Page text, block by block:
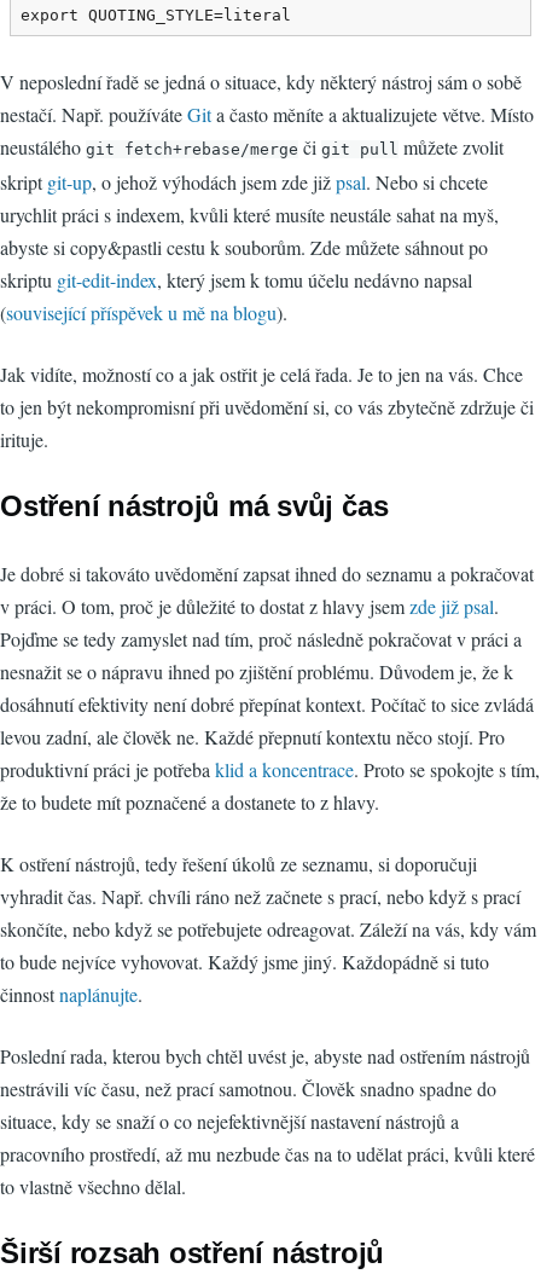
export QUOTING_STYLE=literal
V neposlední řadě se jedná o situace, kdy některý nástroj sám o sobě
nestačí. Např. používáteGita často měníte a aktualizujete větve. Místo
neustálého git fetch+rebase/merge či git pull můžete zvolit
skriptgit-up, o jehož výhodách jsem zde jižpsal. Nebo si chcete
urychlit práci s indexem, kvůli které musíte neustále sahat na myš,
abyste si copy&pastli cestu k souborům. Zde můžete sáhnout po
skriptu git-edit-index, který jsem k tomu účelu nedávno napsal
(související příspěvek u mě na blogu).
Jak vidíte, možností co a jak ostřit je celá řada. Je to jen na vás. Chce
to jen být nekompromisní při uvědomění si, co vás zbytečně zdržuje či
irituje.
Ostření nástrojů má svůj čas
Je dobré si takováto uvědomění zapsat ihned do seznamu a pokračovat
v práci. O tom, proč je důležité to dostat z hlavy jsemzde již psal.
Pojďme se tedy zamyslet nad tím, proč následně pokračovat v práci a
nesnažit se o nápravu ihned po zjištění problému. Důvodem je, že k
dosáhnutí efektivity není dobré přepínat kontext. Počítač to sice zvládá
levou zadní, ale člověk ne. Každé přepnutí kontextu něco stojí. Pro
produktivní práci je potřeba klid a koncentrace. Proto se spokojte s tím,
že to budete mít poznačené a dostanete to z hlavy.
K ostření nástrojů, tedy řešení úkolů ze seznamu, si doporučuji
vyhradit čas. Např. chvíli ráno než začnete s prací, nebo když s prací
skončíte, nebo když se potřebujete odreagovat. Záleží na vás, kdy vám
to bude nejvíce vyhovovat. Každý jsme jiný. Každopádně si tuto
činnostnaplánujte.
Poslední rada, kterou bych chtěl uvést je, abyste nad ostřením nástrojů
nestrávili víc času, než prací samotnou. Člověk snadno spadne do
situace, kdy se snaží o co nejefektivnější nastavení nástrojů a
pracovního prostředí, až mu nezbude čas na to udělat práci, kvůli které
to vlastně všechno dělal.
Širší rozsah ostření nástrojů